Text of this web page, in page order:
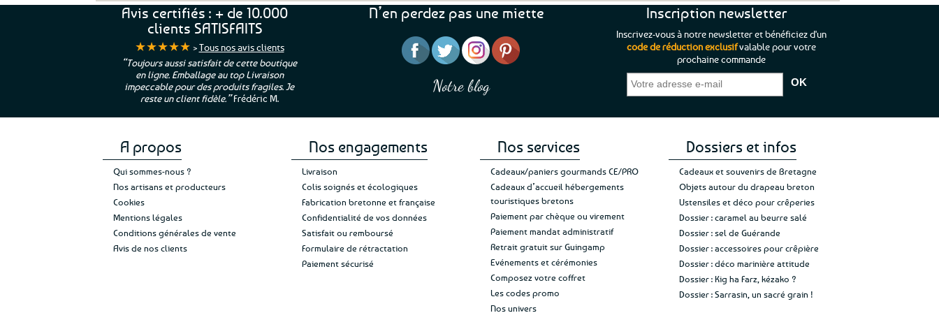
Les
options
être
choisies
sur
la
est :
9,99€.
Avis certifiés : + de 10.000
clients SATISFAITS
★★★★★ >Tous nos avis clients
“Toujours aussi satisfait de cette boutique
en ligne. Emballage au top Livraison
impeccable pour des produits fragiles. Je
reste un client fidèle.”Frédéric M.
“Une boutique que je recommande pour
leur sérieux, des bons et beaux produits
et une équipe à l’écoute :-)”Patricia M.
“J’ai mis 5 étoiles parce que je pouvais pas
en mettre 6 ;)
Je suis plus que satisfaite de mon achat et
de ma livraison. Ne changez rien”Jade C.
“C’est agréable et tout aussi rassurant
de constater qu’il n’y a pas de petite
commande, mais un client à satisfaire.”
N’en perdez pas une miette
Notre blog
Inscription newsletter
Inscrivez-vous à notre newsletter et bénéficiez d'un
code de réduction exclusifvalable pour votre
prochaine commande
A propos
Qui sommes-nous ?
Nos artisans et producteurs
Cookies
Mentions légales
Conditions générales de vente
Avis de nos clients
Nos engagements
Livraison
Colis soignés et écologiques
Fabrication bretonne et française
Confidentialité de vos données
Satisfait ou remboursé
Formulaire de rétractation
Paiement sécurisé
Nos services
Cadeaux/paniers gourmands CE/PRO
Cadeaux d’accueil hébergements
touristiques bretons
Paiement par chèque ou virement
Paiement mandat administratif
Retrait gratuit sur Guingamp
Evénements et cérémonies
Composez votre coffret
Les codes promo
Nos univers
Dossiers et infos
Cadeaux et souvenirs de Bretagne
Objets autour du drapeau breton
Ustensiles et déco pour crêperies
Dossier : caramel au beurre salé
Dossier : sel de Guérande
Dossier : accessoires pour crêpière
Dossier : déco marinière attitude
Dossier : Kig ha Farz, kézako ?
Dossier : Sarrasin, un sacré grain !